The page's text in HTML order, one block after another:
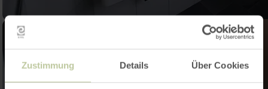
Zustimmung Details Über Cookies